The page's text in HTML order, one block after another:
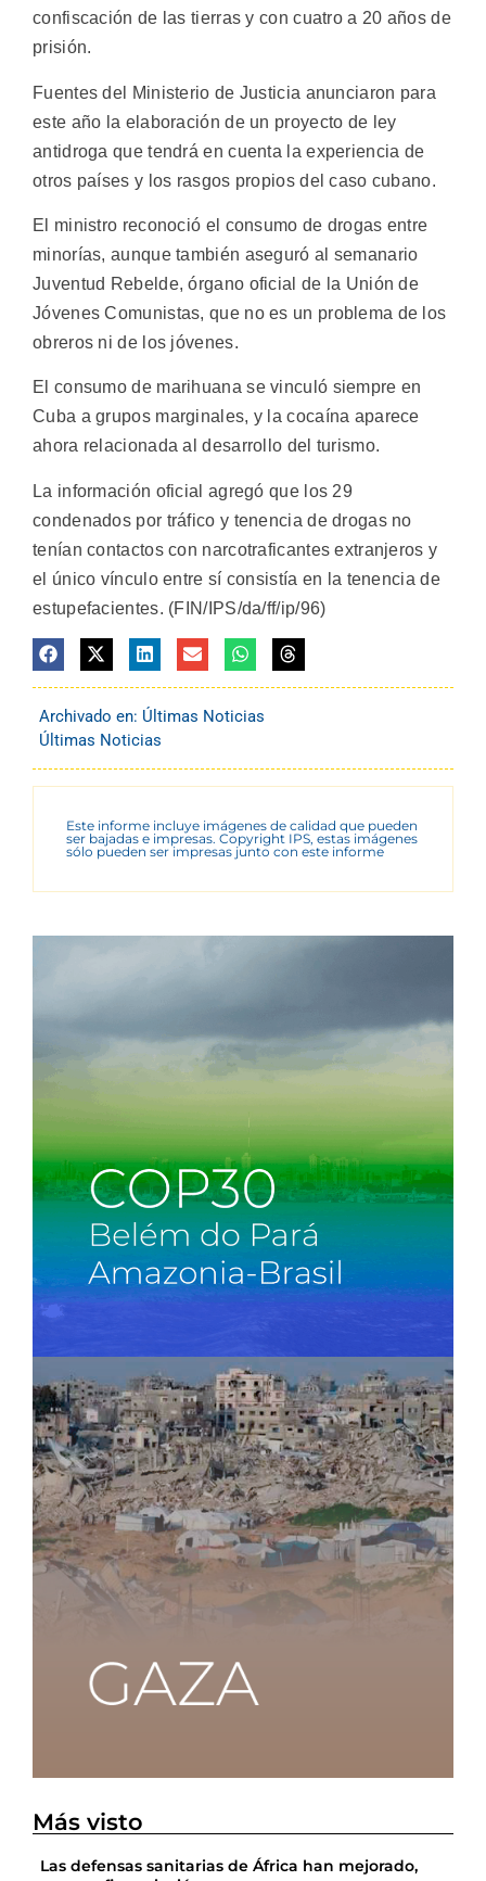
confiscación de las tierras y con cuatro a 20 años de
prisión.
Fuentes del Ministerio de Justicia anunciaron para
este año la elaboración de un proyecto de ley
antidroga que tendrá en cuenta la experiencia de
otros países y los rasgos propios del caso cubano.
El ministro reconoció el consumo de drogas entre
minorías, aunque también aseguró al semanario
Juventud Rebelde, órgano oficial de la Unión de
Jóvenes Comunistas, que no es un problema de los
obreros ni de los jóvenes.
El consumo de marihuana se vinculó siempre en
Cuba a grupos marginales, y la cocaína aparece
ahora relacionada al desarrollo del turismo.
La información oficial agregó que los 29
condenados por tráfico y tenencia de drogas no
tenían contactos con narcotraficantes extranjeros y
el único vínculo entre sí consistía en la tenencia de
estupefacientes. (FIN/IPS/da/ff/ip/96)
Archivado en: Últimas Noticias
Últimas Noticias
Este informe incluye imágenes de calidad que pueden
ser bajadas e impresas. Copyright IPS, estas imágenes
sólo pueden ser impresas junto con este informe
Más visto
Las defensas sanitarias de África han mejorado,